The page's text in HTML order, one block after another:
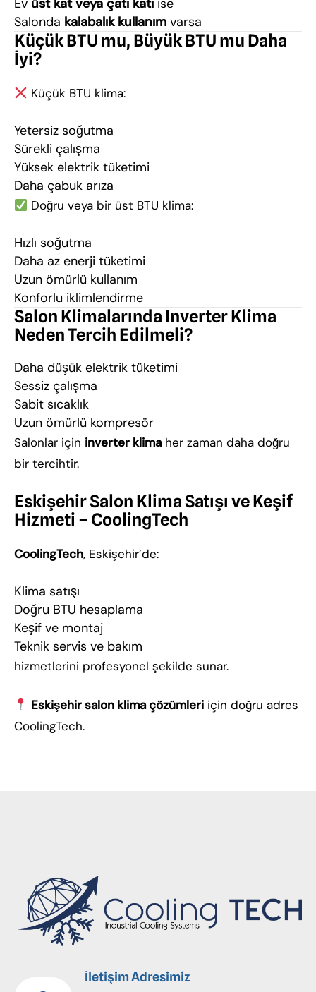
Ev üst kat veya çatı katı ise
Salonda kalabalık kullanım varsa
Küçük BTU mu, Büyük BTU mu Daha
İyi?
Küçük BTU klima:
Yetersiz soğutma
Sürekli çalışma
Yüksek elektrik tüketimi
Daha çabuk arıza
Doğru veya bir üst BTU klima:
Hızlı soğutma
Daha az enerji tüketimi
Uzun ömürlü kullanım
Konforlu iklimlendirme
Salon Klimalarında Inverter Klima
Neden Tercih Edilmeli?
Daha düşük elektrik tüketimi
Sessiz çalışma
Sabit sıcaklık
Uzun ömürlü kompresör
Salonlar için inverter klimaher zaman daha doğru
bir tercihtir.
Eskişehir Salon Klima Satışı ve Keşif
Hizmeti – CoolingTech
CoolingTech, Eskişehir’de:
Klima satışı
Doğru BTU hesaplama
Keşif ve montaj
Teknik servis ve bakım
hizmetlerini profesyonel şekilde sunar.
Eskişehir salon klima çözümleri için doğru adres
CoolingTech.
İletişim Adresimiz